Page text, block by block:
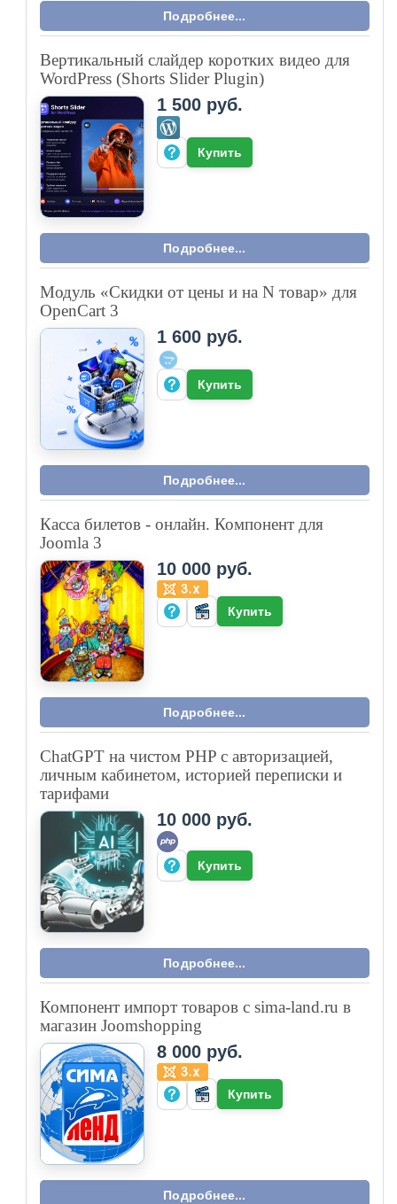
Подробнее...
Вертикальный слайдер коротких видео для
WordPress (Shorts Slider Plugin)
1 500 руб.
Купить
Подробнее...
Модуль «Скидки от цены и на N товар» для
OpenCart 3
1 600 руб.
Купить
Подробнее...
Касса билетов - онлайн. Компонент для
Joomla 3
10 000 руб.
Купить
Подробнее...
ChatGPT на чистом PHP с авторизацией,
личным кабинетом, историей переписки и
тарифами
10 000 руб.
Купить
Подробнее...
Компонент импорт товаров с sima-land.ru в
магазин Joomshopping
8 000 руб.
Купить
Подробнее...